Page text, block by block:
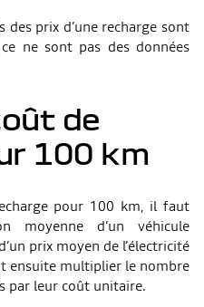
prix d’une recharge sont
ne sont pas des données
de
100 km
pour 100 km, il faut
moyenne d’un véhicule
prix moyen de l’électricité
ensuite multiplier le nombre
par leur coût unitaire.